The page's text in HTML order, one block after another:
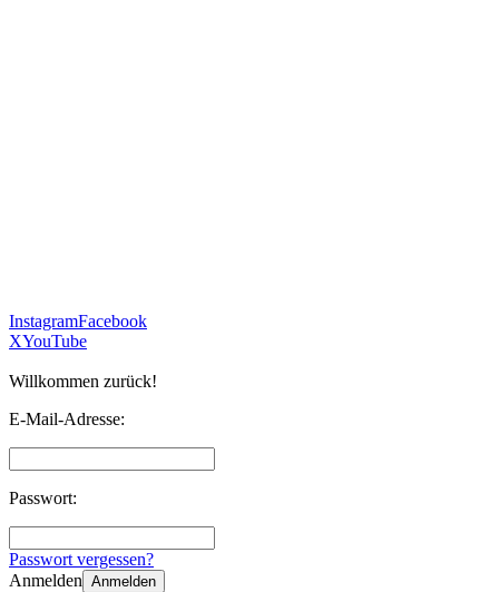
InstagramFacebook
XYouTube
Willkommen zurück!
E-Mail-Adresse:
Passwort:
Passwort vergessen?
Anmelden Anmelden